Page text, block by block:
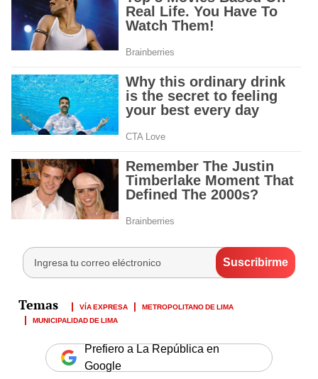
VÍA EXPRESA
METROPOLITANO DE LIMA
MUNICIPALIDAD DE LIMA
Prefiero a La República en
Google